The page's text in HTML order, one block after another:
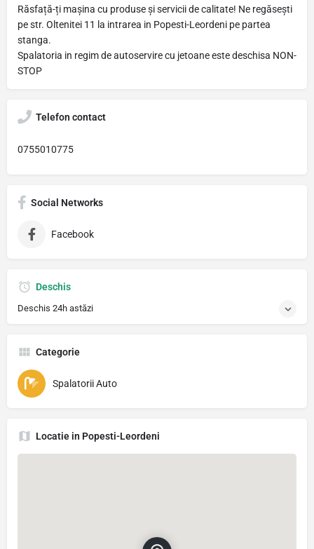
Răsfață-ți mașina cu produse și servicii de calitate! Ne regăsești
pe str. Oltenitei 11 la intrarea in Popesti-Leordeni pe partea
stanga.
Spalatoria in regim de autoservire cu jetoane este deschisa NON-
STOP
Telefon contact
0755010775
Social Networks
Facebook
Deschis
Deschis 24h astăzi
Categorie
Spalatorii Auto
Locatie in Popesti-Leordeni